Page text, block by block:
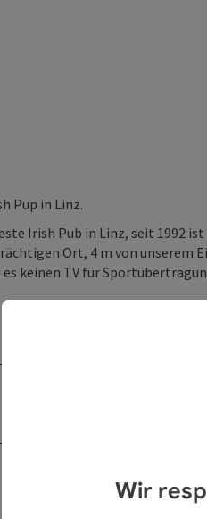
Pup in Linz.
Irish Pub in Linz, seit 1992
Ort, 4 m von unserem
keinen TV für
Wir